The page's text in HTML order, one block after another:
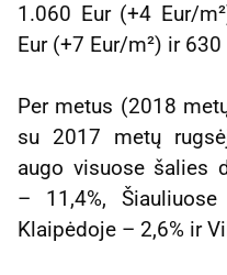
1.060 Eur (+4 Eur/
Eur (+7 Eur/m²) ir
Per metus (2018
su 2017 metų
augo visuose šalies
– 11,4%,
Klaipėdoje – 2,6% ir